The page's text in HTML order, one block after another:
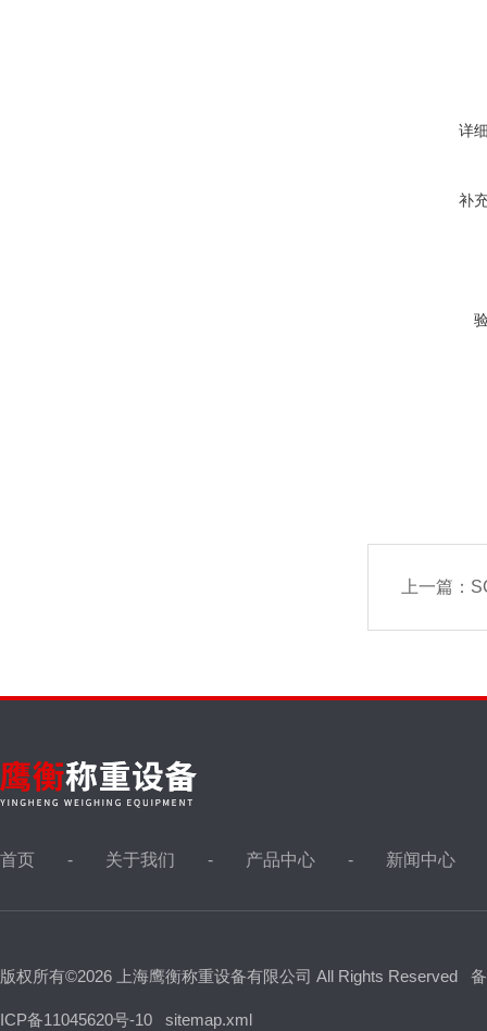
详
补
上一篇：
首页 关于我们 产品中心 新闻中心
版权所有©2026 上海鹰衡称重设备有限公司 All Rights Reserved
ICP备11045620号-10 sitemap.xml